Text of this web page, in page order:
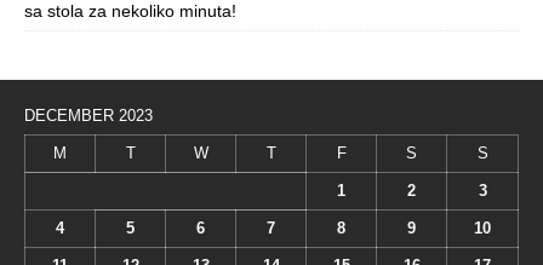
sa stola za nekoliko minuta!
DECEMBER 2023
M T W T F S S
1 2 3
4 5 6 7 8 9 10